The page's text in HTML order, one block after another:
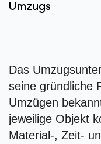
Umzugs
Das
seine gründliche
Umzügen
jeweilige Objekt
Material-, Zeit-